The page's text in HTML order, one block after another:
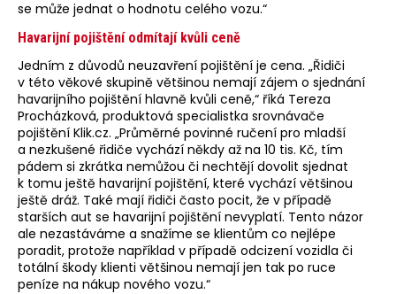
se může jednat o hodnotu celého vozu.“
Havarijní pojištění odmítají kvůli ceně
Jedním z důvodů neuzavření pojištění je cena. „Řidiči
v této věkové skupině většinou nemají zájem o sjednání
havarijního pojištění hlavně kvůli ceně,“ říká Tereza
Procházková, produktová specialistka srovnávače
pojištění Klik.cz. „Průměrné povinné ručení pro mladší
a nezkušené řidiče vychází někdy až na 10 tis. Kč, tím
pádem si zkrátka nemůžou či nechtějí dovolit sjednat
k tomu ještě havarijní pojištění, které vychází většinou
ještě dráž. Také mají řidiči často pocit, že v případě
starších aut se havarijní pojištění nevyplatí. Tento názor
ale nezastáváme a snažíme se klientům co nejlépe
poradit, protože například v případě odcizení vozidla či
totální škody klienti většinou nemají jen tak po ruce
peníze na nákup nového vozu.“